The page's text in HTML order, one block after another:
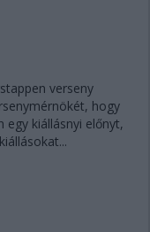
verseny
hogy
kiállásnyi előnyt,